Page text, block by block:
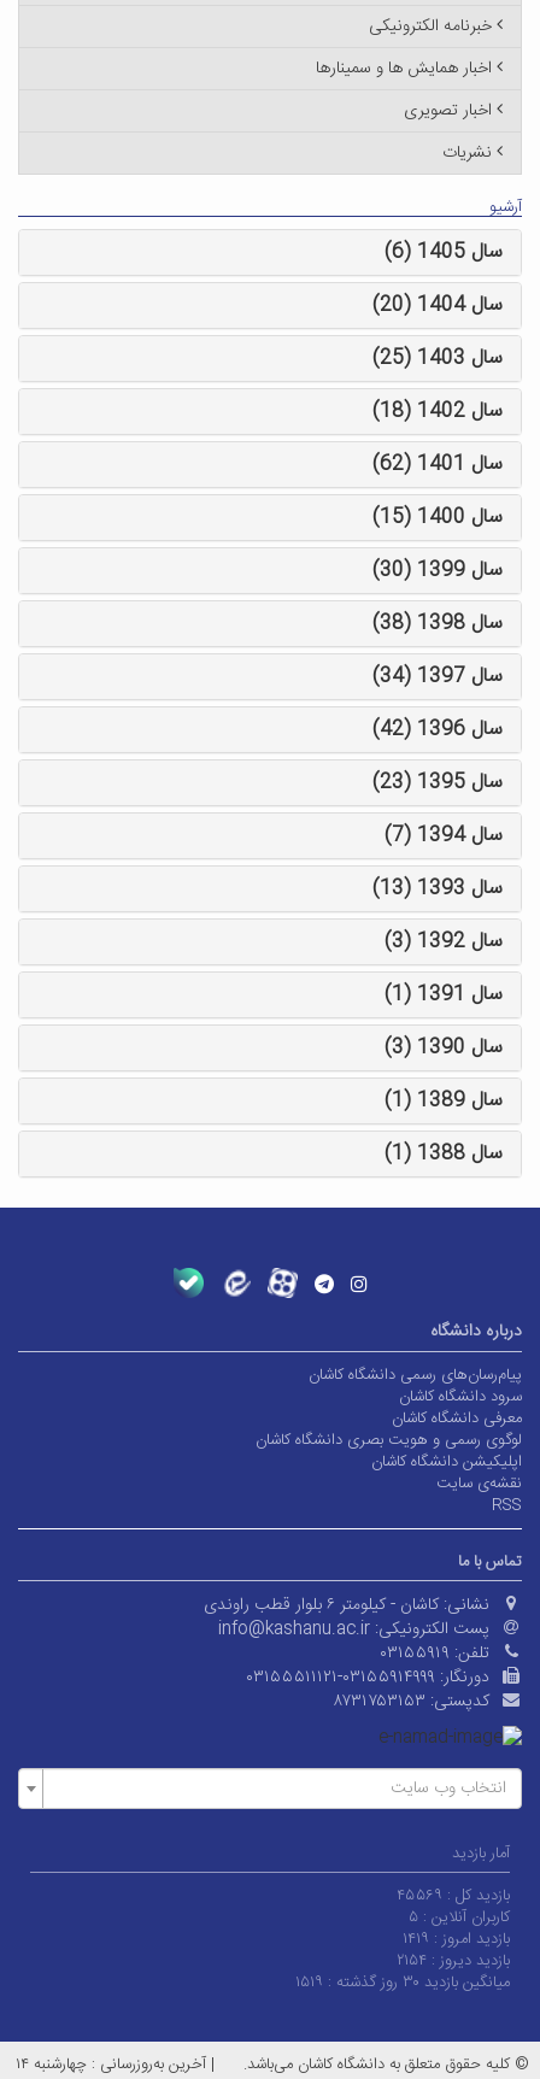
خبرنامه الکترونیکی
اخبار همایش ها و سمینارها
اخبار تصویری
نشریات
آرشیو
سال 1405 (6)
سال 1404 (20)
سال 1403 (25)
سال 1402 (18)
سال 1401 (62)
سال 1400 (15)
سال 1399 (30)
سال 1398 (38)
سال 1397 (34)
سال 1396 (42)
سال 1395 (23)
سال 1394 (7)
سال 1393 (13)
سال 1392 (3)
سال 1391 (1)
سال 1390 (3)
سال 1389 (1)
سال 1388 (1)
درباره دانشگاه
پیام‌رسان‌های رسمی دانشگاه کاشان
سرود دانشگاه کاشان
معرفی دانشگاه کاشان
لوگوی رسمی و هویت بصری دانشگاه کاشان
اپلیکیشن دانشگاه کاشان
نقشه‌ی سایت
RSS
تماس با ما
نشانی: کاشان - کیلومتر ۶ بلوار قطب راوندی
پست الکترونیکی: info@kashanu.ac.ir
تلفن: ۰۳۱۵۵۹۱۹
دورنگار: ۰۳۱۵۵۵۱۱۱۲۱-۰۳۱۵۵۹۱۴۹۹۹
کدپستی: ۸۷۳۱۷۵۳۱۵۳
انتخاب وب سایت
آمار بازدید
بازدید کل : ۴۵۵۶۹
کاربران آنلاین : ۵
بازدید امروز : ۱۴۱۹
بازدید دیروز : ۲۱۵۴
میانگین بازدید ۳۰ روز گذشته :
۱۵۱۹
© کلیه حقوق متعلق به دانشگاه کاشان می‌باشد. |
آخرین به‌روزرسانی : چهارشنبه ۱۴